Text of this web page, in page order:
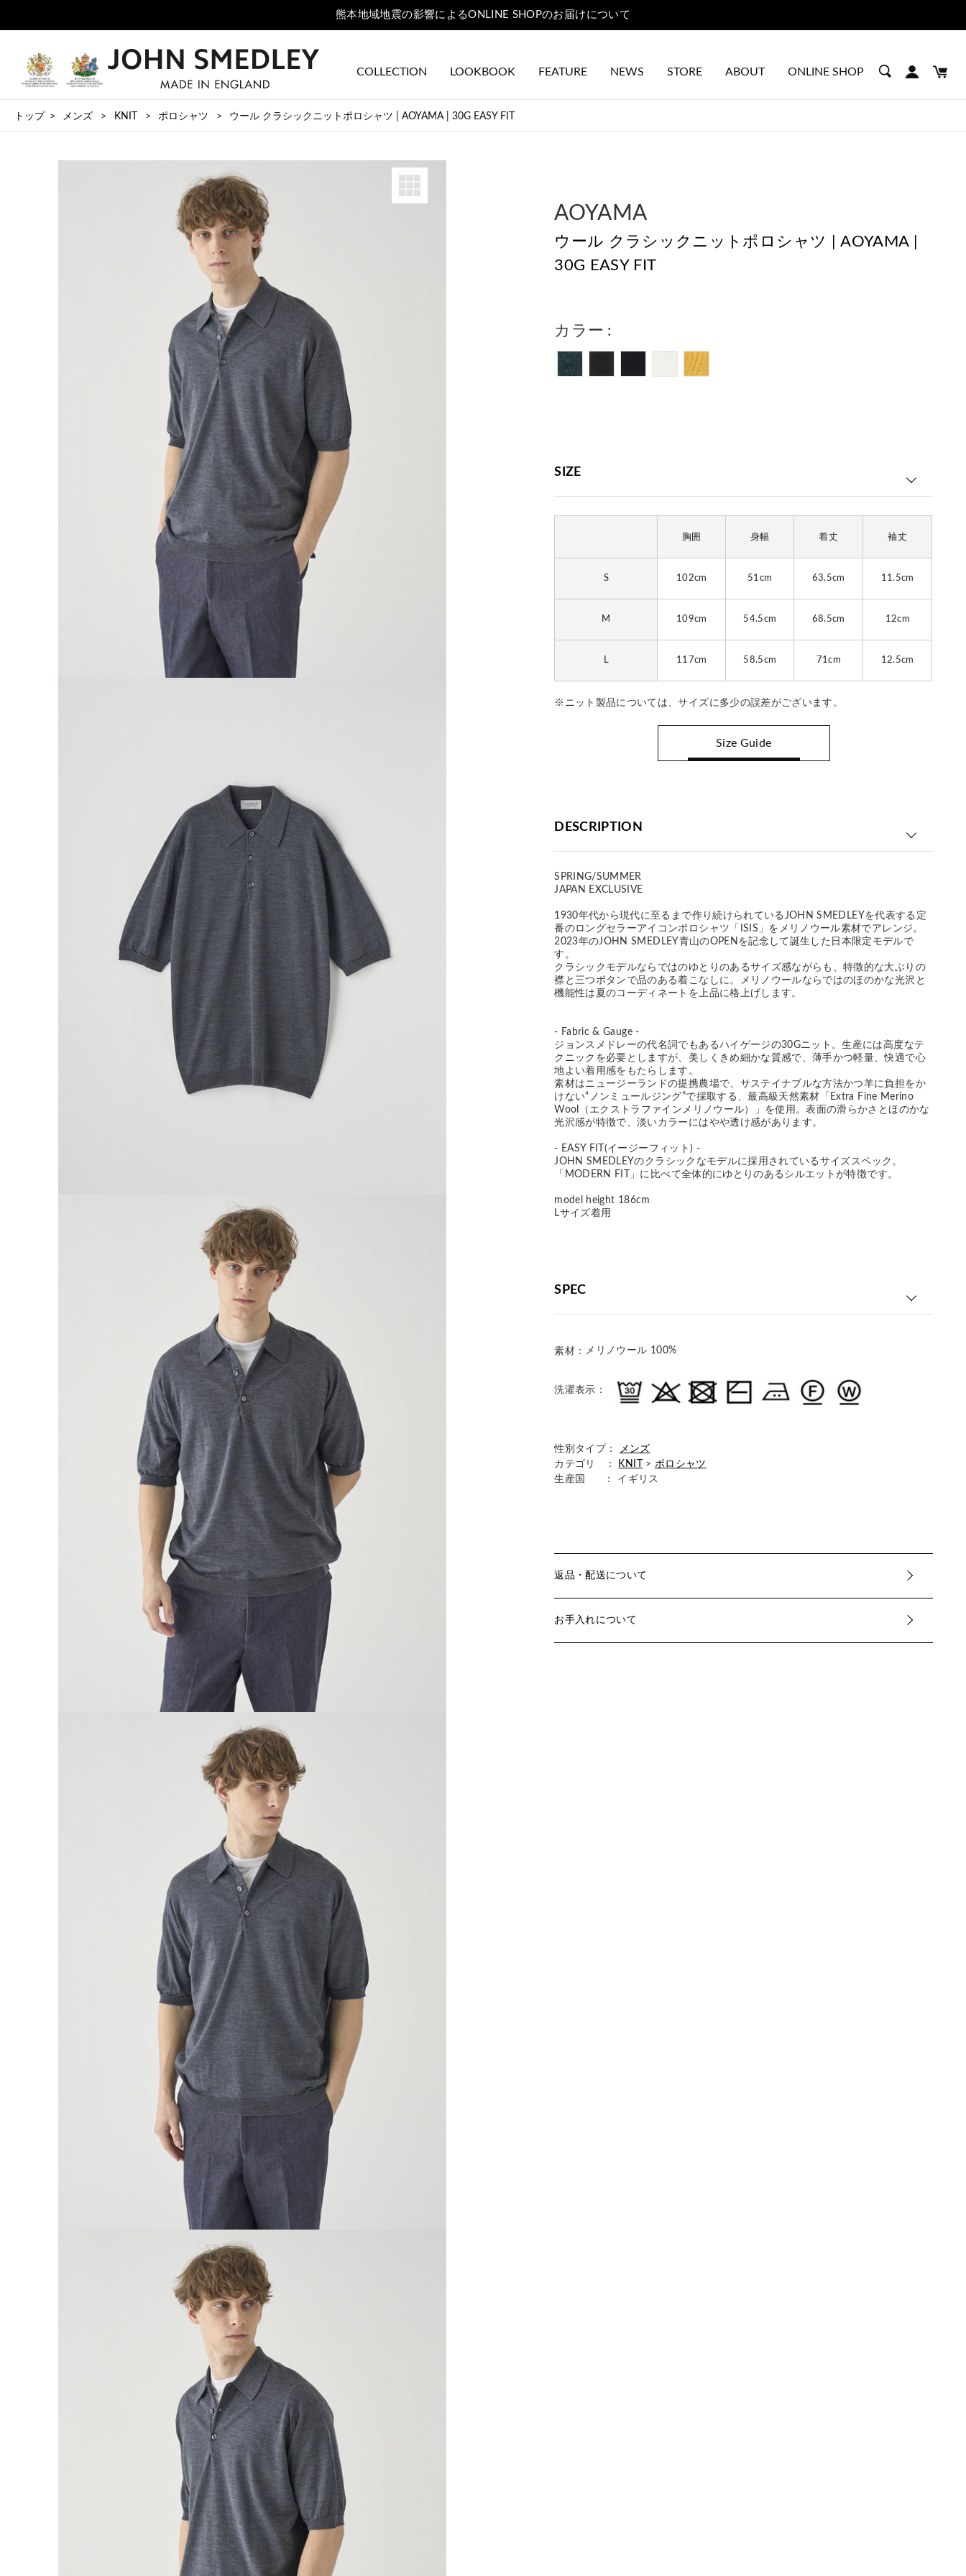
熊本地域地震の影響によるONLINE SHOPのお届けについて
COLLECTION LOOKBOOK FEATURE NEWS STORE ABOUT ONLINE SHOP
トップ メンズ KNIT ポロシャツ ウール クラシックニットポロシャツ | AOYAMA | 30G EASY FIT
AOYAMA
ウール クラシックニットポロシャツ | AOYAMA |
30G EASY FIT
カラー
SIZE
胸囲 身幅 着丈 袖丈
S 102cm 51cm 63.5cm 11.5cm
M 109cm 54.5cm 68.5cm 12cm
L 117cm 58.5cm 71cm 12.5cm
※ニット製品については、サイズに多少の誤差がございます。
Size Guide
DESCRIPTION
SPRING/SUMMER
JAPAN EXCLUSIVE
1930年代から現代に至るまで作り続けられているJOHN SMEDLEYを代表する定
番のロングセラーアイコンポロシャツ「ISIS」をメリノウール素材でアレンジ。
2023年のJOHN SMEDLEY青山のOPENを記念して誕生した日本限定モデルで
す。
クラシックモデルならではのゆとりのあるサイズ感ながらも、特徴的な大ぶりの
襟と三つボタンで品のある着こなしに。メリノウールならではのほのかな光沢と
機能性は夏のコーディネートを上品に格上げします。
- Fabric & Gauge -
ジョンスメドレーの代名詞でもあるハイゲージの30Gニット。生産には高度なテ
クニックを必要としますが、美しくきめ細かな質感で、薄手かつ軽量、快適で心
地よい着用感をもたらします。
素材はニュージーランドの提携農場で、サステイナブルな方法かつ羊に負担をか
けない“ノンミュールジング”で採取する、最高級天然素材「Extra Fine Merino
Wool（エクストラファインメリノウール）」を使用。表面の滑らかさとほのかな
光沢感が特徴で、淡いカラーにはやや透け感があります。
- EASY FIT(イージーフィット) -
JOHN SMEDLEYのクラシックなモデルに採用されているサイズスペック。
「MODERN FIT」に比べて全体的にゆとりのあるシルエットが特徴です。
model height 186cm
Lサイズ着用
SPEC
素材： メリノウール 100%
洗濯表示：
性別タイプ：
メンズ
カテゴリ ：
KNIT > ポロシャツ
生産国
： イギリス
返品・配送について
お手入れについて